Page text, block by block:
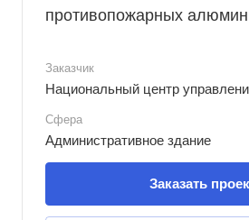
противопожарных
Заказчик
Национальный центр
Сфера
Административное здание
Заказать